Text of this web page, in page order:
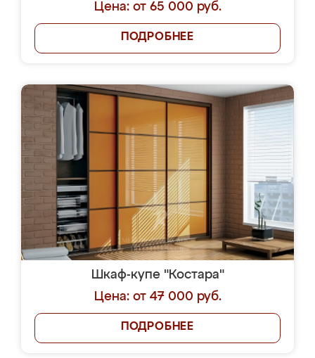
Цена: от 65 000 руб.
ПОДРОБНЕЕ
Шкаф-купе "Костара"
Цена: от 47 000 руб.
ПОДРОБНЕЕ